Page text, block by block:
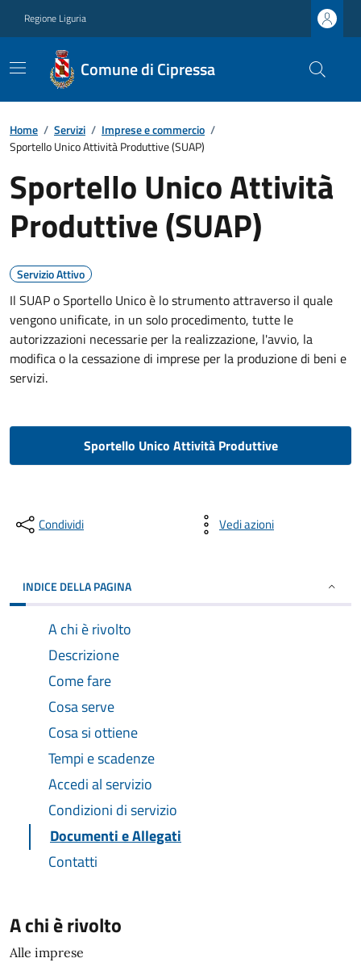
Regione Liguria
Comune di Cipressa
Home / Servizi / Imprese e commercio /
Sportello Unico Attività Produttive (SUAP)
Sportello Unico Attività
Produttive (SUAP)
Servizio Attivo
Il SUAP o Sportello Unico è lo strumento attraverso il quale
vengono unificate, in un solo procedimento, tutte le
autorizzazioni necessarie per la realizzazione, l'avvio, la
modifica o la cessazione di imprese per la produzione di beni e
servizi.
Sportello Unico Attività Produttive
Condividi Vedi azioni
INDICE DELLA PAGINA
A chi è rivolto
Descrizione
Come fare
Cosa serve
Cosa si ottiene
Tempi e scadenze
Accedi al servizio
Condizioni di servizio
Documenti e Allegati
Contatti
A chi è rivolto
Alle imprese